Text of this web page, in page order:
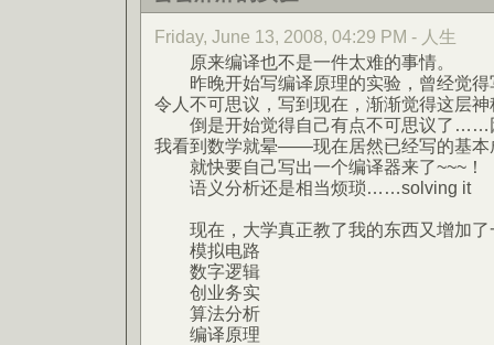
Friday, June 13, 2008, 04:29 PM - 人生
原来编译也不是一件太难的事情。
昨晚开始写编译原理的实验，曾经觉得
令人不可思议，写到现在，渐渐觉得这层
倒是开始觉得自己有点不可思议了……
我看到数学就晕——现在居然已经写的基本
就快要自己写出一个编译器来了~~~！
语义分析还是相当烦琐……solving it
现在，大学真正教了我的东西又增加了
模拟电路
数字逻辑
创业务实
算法分析
编译原理